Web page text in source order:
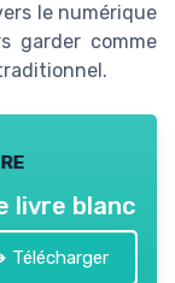
le numérique
garder comme
livre blanc
Télécharger